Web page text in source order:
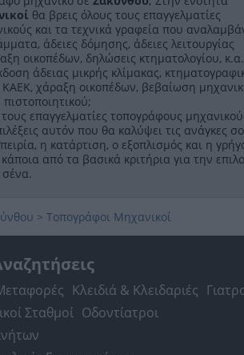
αδειών.
Τοπογράφοι Μηχανικοί ,
θα βρεις όλους τους επαγγελματίες
και τα τεχνικά γραφεία που
άδειες δόμησης, άδειες λειτουργίας
οικοπέδων, δηλώσεις κτηματολογίου, κ.α.
άδειας μικρής κλίμακας,
ΚΑΕΚ, χάραξη οικοπέδων, βεβαίωση
επαγγελματίες τοπογράφους
αυτόν που θα καλύψει τις ανάγκες
η κατάρτιση, ο εξοπλισμός και η
από τα βασικά κριτήρια για την
σένα.
> Τοπογράφοι Μηχανικοί
Κλειδιά & Κλειδαριές
Σταθμοί Οδοντίατροι